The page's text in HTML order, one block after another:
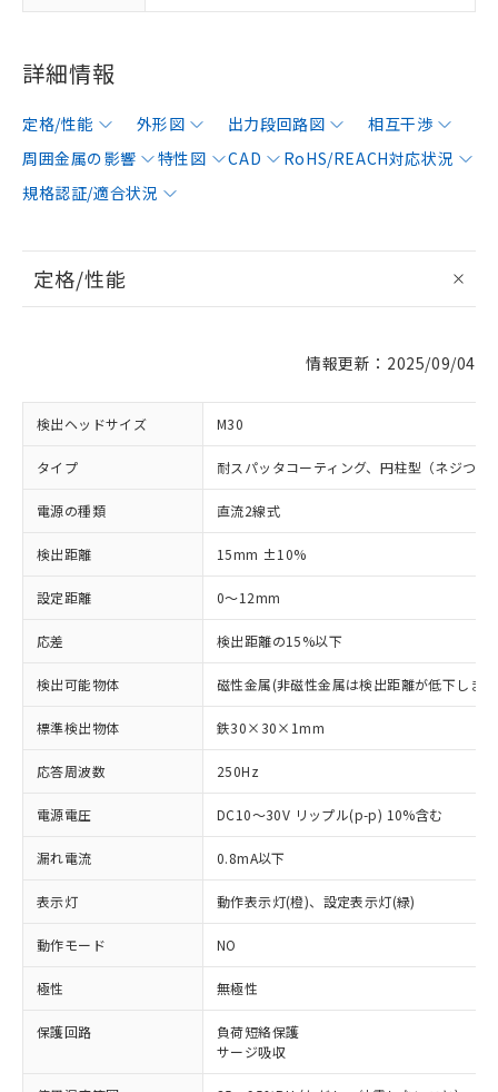
詳細情報
定格/性能 外形図 出力段回路図
相互干渉
周囲金属の影響
特性図 CAD
RoHS/REACH対応状況
規格認証/適合状況
定格/性能
情報更新：2025/09/04
検出ヘッドサイズ M30
タイプ 耐スパッタコーティング、円柱型（ネジつき
電源の種類 直流2線式
検出距離 15mm ±10%
設定距離 0～12mm
応差 検出距離の15%以下
検出可能物体 磁性金属(非磁性金属は検出距離が低下しま
標準検出物体 鉄30×30×1mm
応答周波数 250Hz
電源電圧 DC10～30V リップル(p-p) 10%含む
漏れ電流 0.8mA以下
表示灯 動作表示灯(橙)、設定表示灯(緑)
動作モード NO
極性 無極性
保護回路
負荷短絡保護
サージ吸収
対応済み：EU RoHS指令（10物質）の
非含有に対応した製品が提供可能な商品で